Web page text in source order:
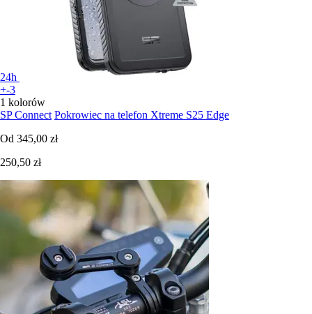
24h
+-3
1 kolorów
SP Connect Pokrowiec na telefon Xtreme S25 Edge
Od 345,00 zł
250,50 zł